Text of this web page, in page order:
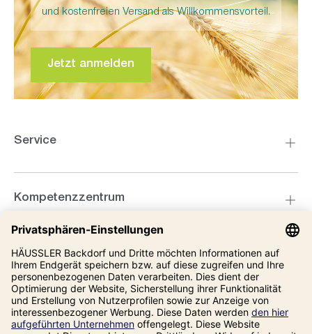
und kostenfreien Versand als Willkommensvorteil.
Jetzt anmelden
Service
Kompetenzzentrum
Informationen
Unsere Adresse